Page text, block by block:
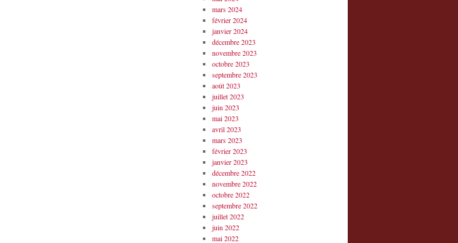
mars 2024
février 2024
janvier 2024
décembre 2023
novembre 2023
octobre 2023
septembre 2023
août 2023
juillet 2023
juin 2023
mai 2023
avril 2023
mars 2023
février 2023
janvier 2023
décembre 2022
novembre 2022
octobre 2022
septembre 2022
juillet 2022
juin 2022
mai 2022